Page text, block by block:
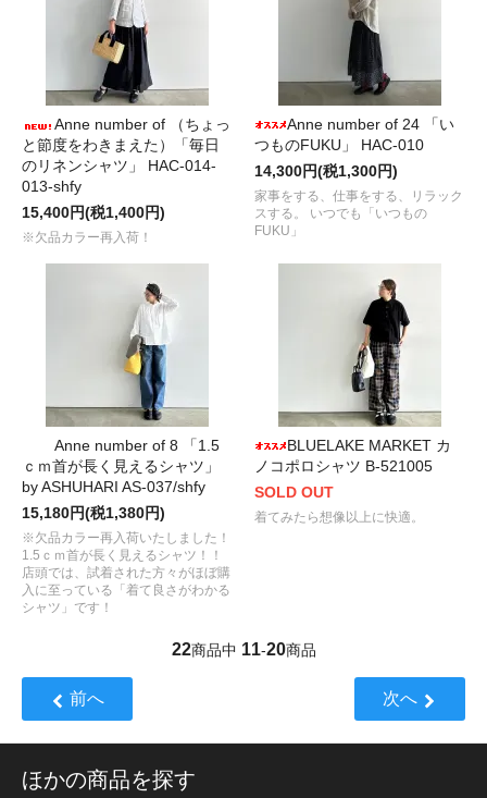
Anne number of （ちょっ
と節度をわきまえた）「毎日
のリネンシャツ」 HAC-014-
013-shfy
15,400円(税1,400円)
※欠品カラー再入荷！
Anne number of 24 「い
つものFUKU」 HAC-010
14,300円(税1,300円)
家事をする、仕事をする、リラック
スする。 いつでも「いつもの
FUKU」
Anne number of 8 「1.5
ｃｍ首が長く見えるシャツ」
by ASHUHARI AS-037/shfy
15,180円(税1,380円)
※欠品カラー再入荷いたしました！
1.5ｃｍ首が長く見えるシャツ！！
店頭では、試着された方々がほぼ購
入に至っている「着て良さがわかる
シャツ」です！
BLUELAKE MARKET カ
ノコポロシャツ B-521005
SOLD OUT
着てみたら想像以上に快適。
22商品中 11-20商品
前へ 次へ
ほかの商品を探す